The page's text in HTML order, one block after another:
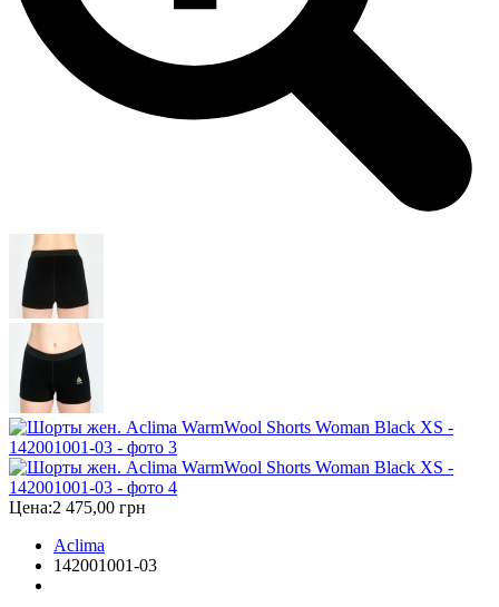
Цена:2 475,00 грн
Aclima
142001001-03